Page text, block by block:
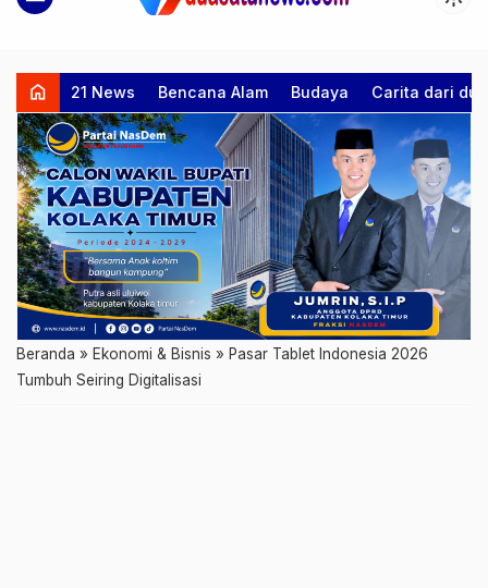
home 21 News Bencana Alam Budaya Carita dari
Beranda » Ekonomi & Bisnis » Pasar Tablet Indonesia 2026
Tumbuh Seiring Digitalisasi